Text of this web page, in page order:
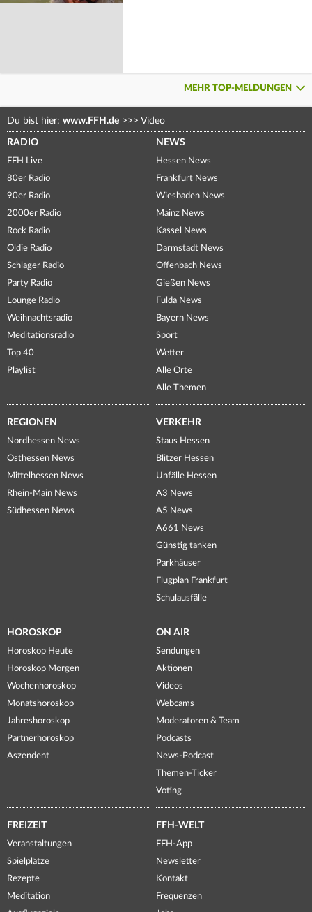
MEHR TOP-MELDUNGEN
Du bist hier: www.FFH.de >>> Video
RADIO
FFH Live
80er Radio
90er Radio
2000er Radio
Rock Radio
Oldie Radio
Schlager Radio
Party Radio
Lounge Radio
Weihnachtsradio
Meditationsradio
Top 40
Playlist
NEWS
Hessen News
Frankfurt News
Wiesbaden News
Mainz News
Kassel News
Darmstadt News
Offenbach News
Gießen News
Fulda News
Bayern News
Sport
Wetter
Alle Orte
Alle Themen
REGIONEN
Nordhessen News
Osthessen News
Mittelhessen News
Rhein-Main News
Südhessen News
VERKEHR
Staus Hessen
Blitzer Hessen
Unfälle Hessen
A3 News
A5 News
A661 News
Günstig tanken
Parkhäuser
Flugplan Frankfurt
Schulausfälle
HOROSKOP
Horoskop Heute
Horoskop Morgen
Wochenhoroskop
Monatshoroskop
Jahreshoroskop
Partnerhoroskop
Aszendent
ON AIR
Sendungen
Aktionen
Videos
Webcams
Moderatoren & Team
Podcasts
News-Podcast
Themen-Ticker
Voting
FREIZEIT
Veranstaltungen
Spielplätze
Rezepte
Meditation
FFH-WELT
FFH-App
Newsletter
Kontakt
Frequenzen